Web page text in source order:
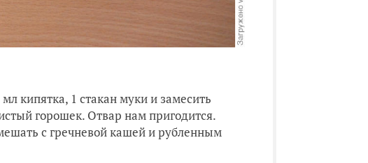
кипятка, 1 стакан муки и замесить
горошек. Отвар нам пригодится.
с гречневой кашей и рубленным